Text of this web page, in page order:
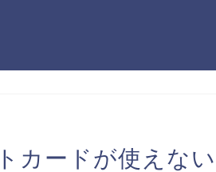
カードが使えな